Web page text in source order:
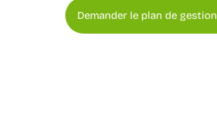
Demander le plan de gestion